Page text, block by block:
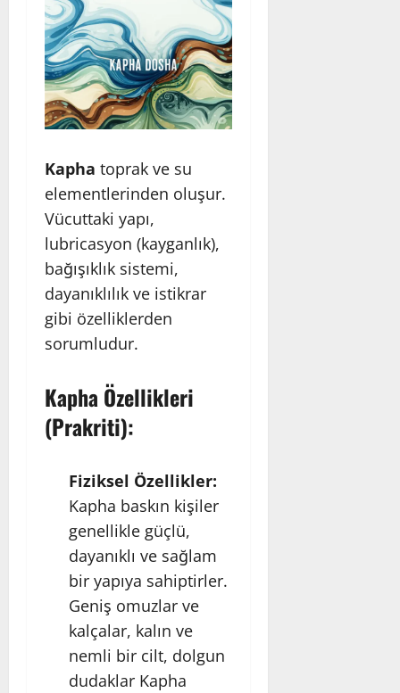
Kapha toprak ve su
elementlerinden oluşur.
Vücuttaki yapı,
lubricasyon (kayganlık),
bağışıklık sistemi,
dayanıklılık ve istikrar
gibi özelliklerden
sorumludur.
Kapha Özellikleri
(Prakriti):
Fiziksel Özellikler:
Kapha baskın kişiler
genellikle güçlü,
dayanıklı ve sağlam
bir yapıya sahiptirler.
Geniş omuzlar ve
kalçalar, kalın ve
nemli bir cilt, dolgun
dudaklar Kapha